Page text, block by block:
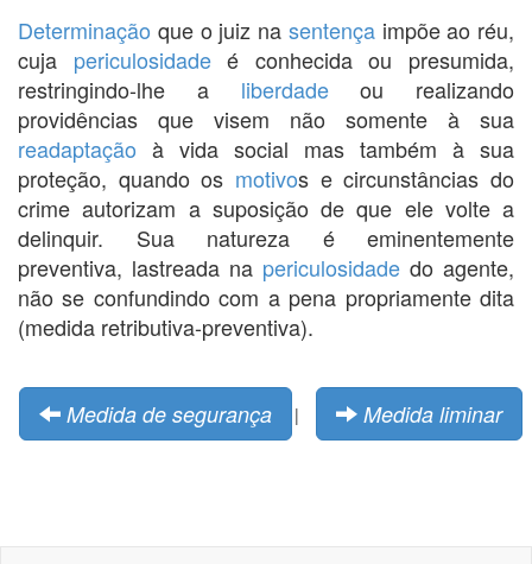
Determinação que o juiz na sentençaimpõe ao réu,
cuja periculosidadeé conhecida ou presumida,
restringindo-lhe a liberdadeou realizando
providências que visem não somente à sua
readaptação à vida social mas também à sua
proteção, quando os motivos e circunstâncias do
crime autorizam a suposição de que ele volte a
delinquir. Sua natureza é eminentemente
preventiva, lastreada na periculosidade do agente,
não se confundindo com a pena propriamente dita
(medida retributiva-preventiva).
Medida de segurança | Medida liminar